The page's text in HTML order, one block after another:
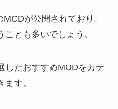
が公開されており、
とも多いでしょう。
したおすすめMODをカテ
す。